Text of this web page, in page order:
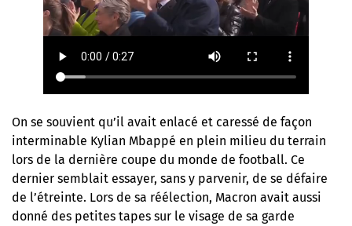
On se souvient qu’il avait enlacé et caressé de façon
interminable Kylian Mbappé en plein milieu du terrain
lors de la dernière coupe du monde de football. Ce
dernier semblait essayer, sans y parvenir, de se défaire
de l’étreinte. Lors de sa réélection, Macron avait aussi
donné des petites tapes sur le visage de sa garde